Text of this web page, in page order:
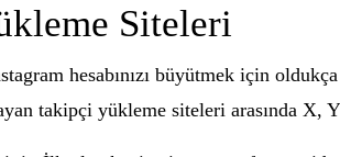
Siteleri
hesabınızı büyütmek için
takipçi yükleme siteleri arasında X,